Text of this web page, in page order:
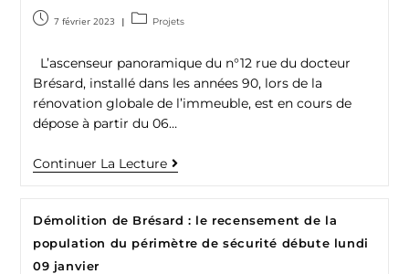
7 février 2023 Projets
L’ascenseur panoramique du n°12 rue du docteur
Brésard, installé dans les années 90, lors de la
rénovation globale de l’immeuble, est en cours de
dépose à partir du 06…
Continuer La Lecture
Démolition de Brésard : le recensement de la
population du périmètre de sécurité débute lundi
09 janvier